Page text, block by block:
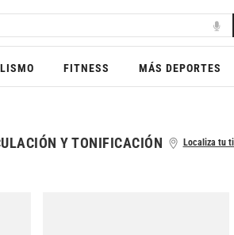
FITNESS MÁS DEPORTES
Localiza tu
Y TONIFICACIÓN